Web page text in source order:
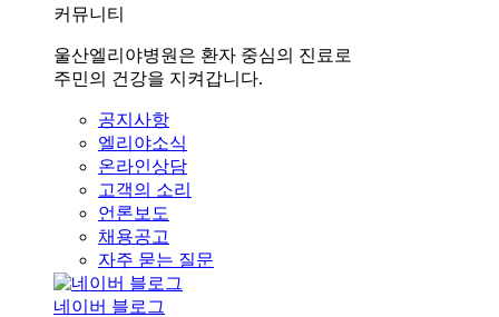
커뮤니티
울산엘리야병원은 환자 중심의 진료로
주민의 건강을 지켜갑니다.
공지사항
엘리야소식
온라인상담
고객의 소리
언론보도
채용공고
자주 묻는 질문
네이버 블로그